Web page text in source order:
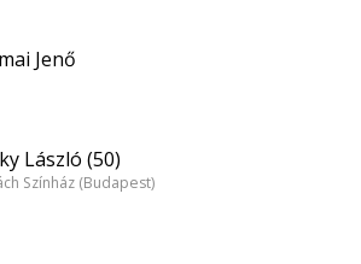
Jenő
László (50)
Színház (Budapest)